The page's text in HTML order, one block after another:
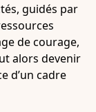
guidés par
de courage,
alors devenir
d’un cadre